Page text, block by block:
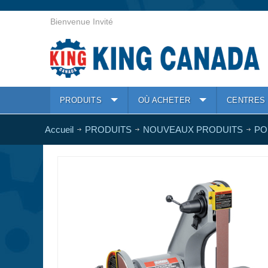
Bienvenue Invité
PRODUITS OÙ ACHETER
Accueil PRODUITS NOUVEAUX PRODUITS